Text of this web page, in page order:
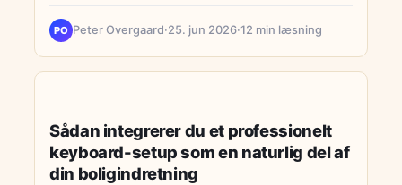
PO Peter Overgaard·25. jun 2026·12 min læsning
Sådan integrerer du et professionelt
keyboard-setup som en naturlig del af
din boligindretning